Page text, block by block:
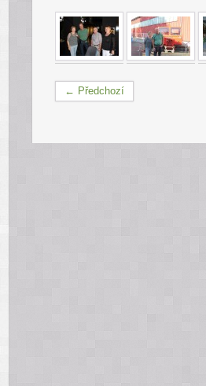
← Předchozí